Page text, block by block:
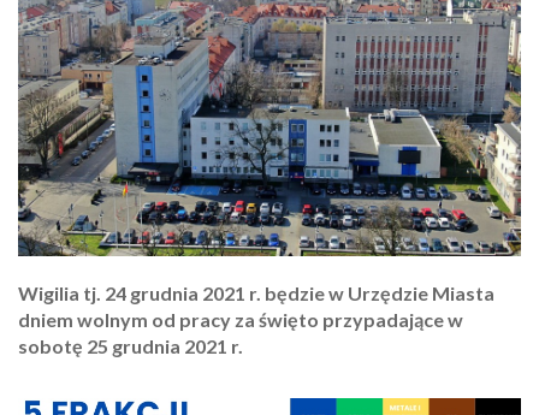
Wigilia tj. 24 grudnia 2021 r. będzie w Urzędzie Miasta
dniem wolnym od pracy za święto przypadające w
sobotę 25 grudnia 2021 r.